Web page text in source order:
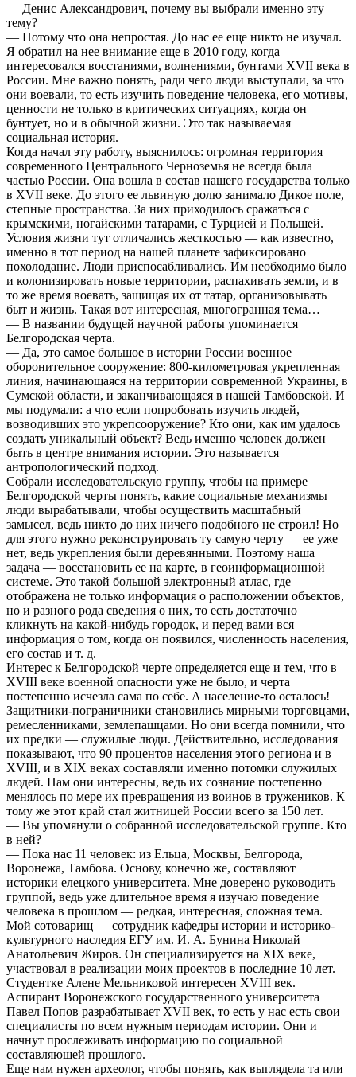
черты.
— Денис Александрович, почему вы выбрали именно эту
тему?
— Потому что она непростая. До нас ее еще никто не изучал.
Я обратил на нее внимание еще в 2010 году, когда
интересовался восстаниями, волнениями, бунтами XVII века в
России. Мне важно понять, ради чего люди выступали, за что
они воевали, то есть изучить поведение человека, его мотивы,
ценности не только в критических ситуациях, когда он
бунтует, но и в обычной жизни. Это так называемая
социальная история.
Когда начал эту работу, выяснилось: огромная территория
современного Центрального Черноземья не всегда была
частью России. Она вошла в состав нашего государства только
в XVII веке. До этого ее львиную долю занимало Дикое поле,
степные пространства. За них приходилось сражаться с
крымскими, ногайскими татарами, с Турцией и Польшей.
Условия жизни тут отличались жесткостью — как известно,
именно в тот период на нашей планете зафиксировано
похолодание. Люди приспосабливались. Им необходимо было
и колонизировать новые территории, распахивать земли, и в
то же время воевать, защищая их от татар, организовывать
быт и жизнь. Такая вот интересная, многогранная тема…
— В названии будущей научной работы упоминается
Белгородская черта.
— Да, это самое большое в истории России военное
оборонительное сооружение: 800-километровая укрепленная
линия, начинающаяся на территории современной Украины, в
Сумской области, и заканчивающаяся в нашей Тамбовской. И
мы подумали: а что если попробовать изучить людей,
возводивших это укрепсооружение? Кто они, как им удалось
создать уникальный объект? Ведь именно человек должен
быть в центре внимания истории. Это называется
антропологический подход.
Собрали исследовательскую группу, чтобы на примере
Белгородской черты понять, какие социальные механизмы
люди вырабатывали, чтобы осуществить масштабный
замысел, ведь никто до них ничего подобного не строил! Но
для этого нужно реконструировать ту самую черту — ее уже
нет, ведь укрепления были деревянными. Поэтому наша
задача — восстановить ее на карте, в геоинформационной
системе. Это такой большой электронный атлас, где
отображена не только информация о расположении объектов,
но и разного рода сведения о них, то есть достаточно
кликнуть на какой-нибудь городок, и перед вами вся
информация о том, когда он появился, численность населения,
его состав и т. д.
Интерес к Белгородской черте определяется еще и тем, что в
XVIII веке военной опасности уже не было, и черта
постепенно исчезла сама по себе. А население-то осталось!
Защитники-пограничники становились мирными торговцами,
ремесленниками, землепашцами. Но они всегда помнили, что
их предки — служилые люди. Действительно, исследования
показывают, что 90 процентов населения этого региона и в
XVIII, и в XIX веках составляли именно потомки служилых
людей. Нам они интересны, ведь их сознание постепенно
менялось по мере их превращения из воинов в тружеников. К
тому же этот край стал житницей России всего за 150 лет.
— Вы упомянули о собранной исследовательской группе. Кто
в ней?
— Пока нас 11 человек: из Ельца, Москвы, Белгорода,
Воронежа, Тамбова. Основу, конечно же, составляют
историки елецкого университета. Мне доверено руководить
группой, ведь уже длительное время я изучаю поведение
человека в прошлом — редкая, интересная, сложная тема.
Мой сотоварищ — сотрудник кафед­ры истории и историко-
культурного наследия ЕГУ им. И. А. Бунина Николай
Анатольевич Жиров. Он специализируется на XIX веке,
участвовал в реализации моих проектов в последние 10 лет.
Студентке Алене Мельниковой интересен XVIII век.
Аспирант Воронежского государственного университета
Павел Попов разрабатывает XVII век, то есть у нас есть свои
специалисты по всем нужным периодам истории. Они и
начнут прослеживать информацию по социальной
составляющей прошлого.
Еще нам нужен археолог, чтобы понять, как выглядела та или